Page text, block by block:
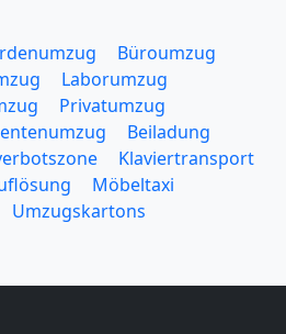
Büroumzug
Laborumzug
Privatumzug
Beiladung
Klaviertransport
Möbeltaxi
Umzugskartons